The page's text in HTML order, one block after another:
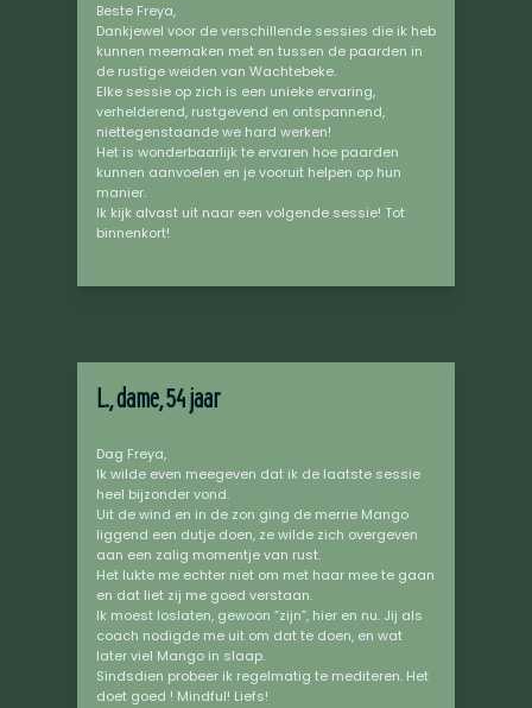
Beste Freya,
Dankjewel voor de verschillende sessies die ik heb
kunnen meemaken met en tussen de paarden in
de rustige weiden van Wachtebeke.
Elke sessie op zich is een unieke ervaring,
verhelderend, rustgevend en ontspannend,
niettegenstaande we hard werken!
Het is wonderbaarlijk te ervaren hoe paarden
kunnen aanvoelen en je vooruit helpen op hun
manier.
Ik kijk alvast uit naar een volgende sessie! Tot
binnenkort!
L., dame, 54 jaar
Dag Freya,
Ik wilde even meegeven dat ik de laatste sessie
heel bijzonder vond.
Uit de wind en in de zon ging de merrie Mango
liggend een dutje doen, ze wilde zich overgeven
aan een zalig momentje van rust.
Het lukte me echter niet om met haar mee te gaan
en dat liet zij me goed verstaan.
Ik moest loslaten, gewoon “zijn”, hier en nu. Jij als
coach nodigde me uit om dat te doen, en wat
later viel Mango in slaap.
Sindsdien probeer ik regelmatig te mediteren. Het
doet goed ! Mindful! Liefs!